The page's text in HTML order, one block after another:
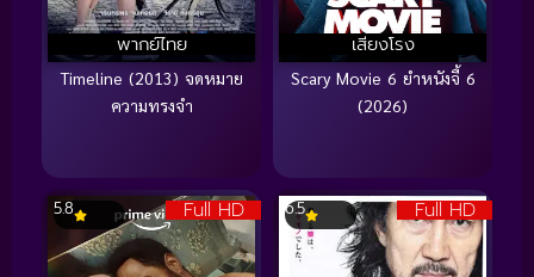
พากย์ไทย
Timeline (2013) จดหมาย
ความทรงจำ
เสียงโรง
Scary Movie 6 ยำหนังจี้ 6
(2026)
Full HD
5.8 Full HD
6.5